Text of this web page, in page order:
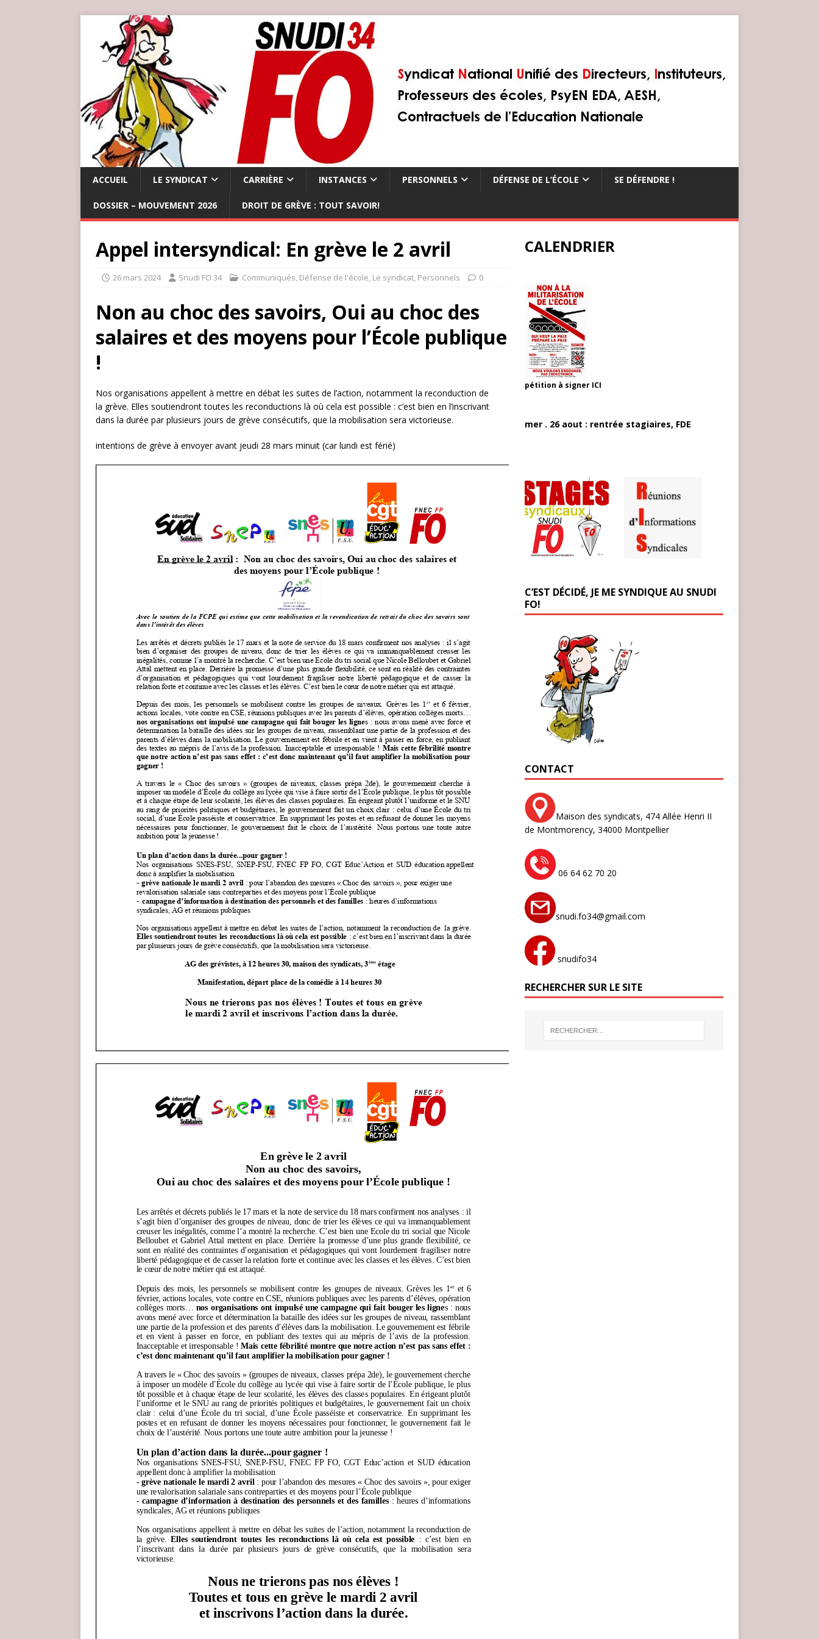
ACCUEIL LE SYNDICAT CARRIÈRE INSTANCES PERSONNELS DÉFENSE DE L’ÉCOLE SE DÉFENDRE !
DOSSIER – MOUVEMENT 2026 DROIT DE GRÈVE : TOUT SAVOIR!
Appel intersyndical: En grève le 2 avril
26 mars 2024 Snudi FO 34 Communiqués, Défense de l'école, Le syndicat, Personnels 0
Non au choc des savoirs, Oui au choc des
salaires et des moyens pour l’École publique
!
Nos organisations appellent à mettre en débat les suites de l’action, notamment la reconduction de
la grève. Elles soutiendront toutes les reconductions là où cela est possible : c’est bien en l’inscrivant
dans la durée par plusieurs jours de grève consécutifs, que la mobilisation sera victorieuse.
intentions de grève à envoyer avant jeudi 28 mars minuit (car lundi est férié)
CALENDRIER
pétition à signer ICI
mer . 26 aout : rentrée stagiaires, FDE
C’EST DÉCIDÉ, JE ME SYNDIQUE AU SNUDI
FO!
CONTACT
Maison des syndicats, 474 Allée Henri II
de Montmorency, 34000 Montpellier
06 64 62 70 20
snudi.fo34@gmail.com
snudifo34
RECHERCHER SUR LE SITE